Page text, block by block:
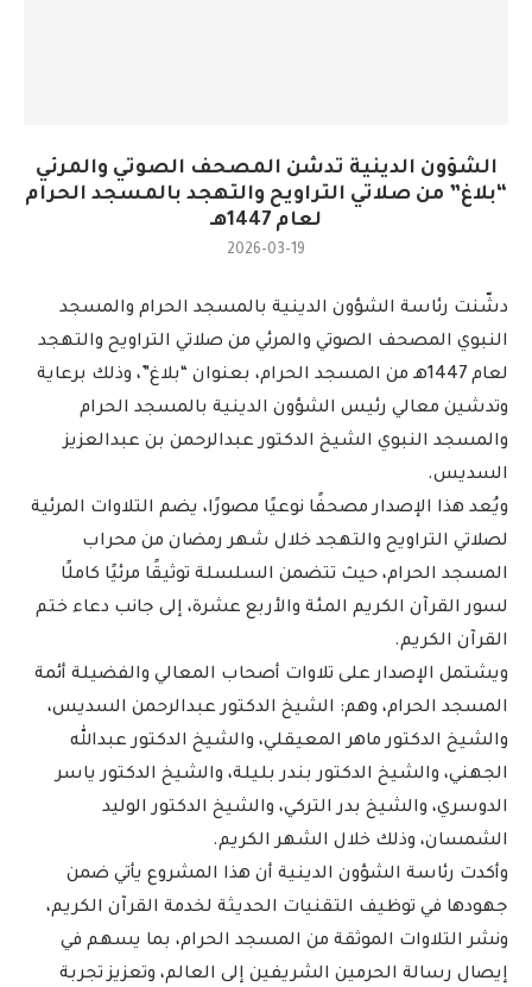
الشؤون الدينية تدشن المصحف الصوتي والمرئي
“بلاغ” من صلاتي التراويح والتهجد بالمسجد الحرام
لعام 1447هـ
2026-03-19
دشّنت رئاسة الشؤون الدينية بالمسجد الحرام والمسجد
النبوي المصحف الصوتي والمرئي من صلاتي التراويح والتهجد
لعام 1447هـ من المسجد الحرام، بعنوان “بلاغ”، وذلك برعاية
وتدشين معالي رئيس الشؤون الدينية بالمسجد الحرام
والمسجد النبوي الشيخ الدكتور عبدالرحمن بن عبدالعزيز
السديس.
ويُعد هذا الإصدار مصحفًا نوعيًا مصورًا، يضم التلاوات المرئية
لصلاتي التراويح والتهجد خلال شهر رمضان من محراب
المسجد الحرام، حيث تتضمن السلسلة توثيقًا مرئيًا كاملًا
لسور القرآن الكريم المئة والأربع عشرة، إلى جانب دعاء ختم
القرآن الكريم.
ويشتمل الإصدار على تلاوات أصحاب المعالي والفضيلة أئمة
المسجد الحرام، وهم: الشيخ الدكتور عبدالرحمن السديس،
والشيخ الدكتور ماهر المعيقلي، والشيخ الدكتور عبدالله
الجهني، والشيخ الدكتور بندر بليلة، والشيخ الدكتور ياسر
الدوسري، والشيخ بدر التركي، والشيخ الدكتور الوليد
الشمسان، وذلك خلال الشهر الكريم.
وأكدت رئاسة الشؤون الدينية أن هذا المشروع يأتي ضمن
جهودها في توظيف التقنيات الحديثة لخدمة القرآن الكريم،
ونشر التلاوات الموثقة من المسجد الحرام، بما يسهم في
إيصال رسالة الحرمين الشريفين إلى العالم، وتعزيز تجربة